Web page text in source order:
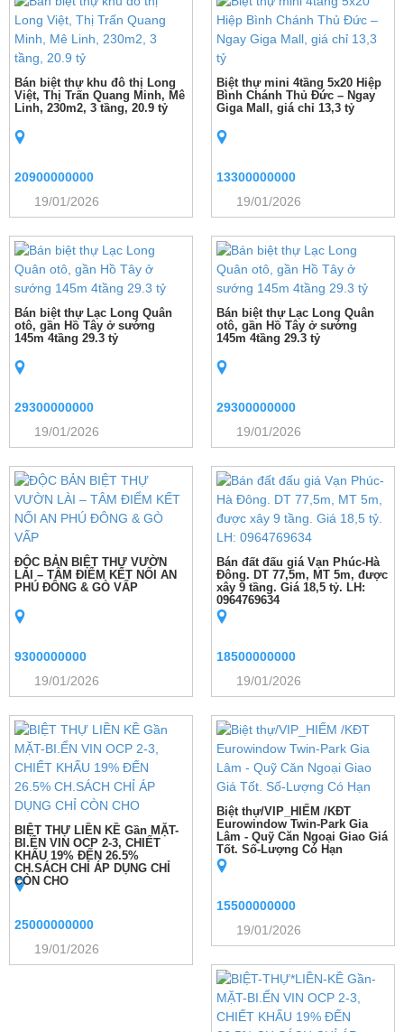
Bán biệt thự khu đô thị Long
Việt, Thị Trấn Quang Minh, Mê
Linh, 230m2, 3 tầng, 20.9 tỷ
20900000000
19/01/2026
Biệt thự mini 4tầng 5x20 Hiệp
Bình Chánh Thủ Đức – Ngay
Giga Mall, giá chỉ 13,3 tỷ
13300000000
19/01/2026
Bán biệt thự Lạc Long Quân
otô, gần Hồ Tây ở sướng
145m 4tầng 29.3 tỷ
29300000000
19/01/2026
Bán biệt thự Lạc Long Quân
otô, gần Hồ Tây ở sướng
145m 4tầng 29.3 tỷ
29300000000
19/01/2026
ĐỘC BẢN BIỆT THỰ VƯỜN
LÀI – TÂM ĐIỂM KẾT NỐI AN
PHÚ ĐÔNG & GÒ VẤP
9300000000
19/01/2026
Bán đất đấu giá Vạn Phúc-Hà
Đông. DT 77,5m, MT 5m, được
xây 9 tầng. Giá 18,5 tỷ. LH:
0964769634
18500000000
19/01/2026
BIỆT THỰ LIỀN KỀ Gần MẶT-
BI.ỂN VIN OCP 2-3, CHIẾT
KHẤU 19% ĐẾN 26.5%
CH.SÁCH CHỈ ÁP DỤNG CHỈ
CÒN CHO
25000000000
19/01/2026
Biệt thự/VIP_HIẾM /KĐT
Eurowindow Twin-Park Gia
Lâm - Quỹ Căn Ngoại Giao Giá
Tốt. Số-Lượng Có Hạn
15500000000
19/01/2026